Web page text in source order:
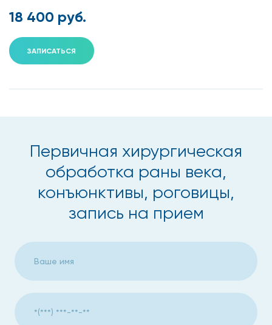
18 400 руб.
ЗАПИСАТЬСЯ
Первичная хирургическая
обработка раны века,
конъюнктивы, роговицы,
запись на прием